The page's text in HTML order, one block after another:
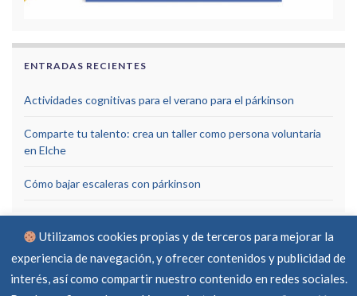
ENTRADAS RECIENTES
Actividades cognitivas para el verano para el párkinson
Comparte tu talento: crea un taller como persona voluntaria
en Elche
Cómo bajar escaleras con párkinson
Utilizamos cookies propias y de terceros para mejorar la
experiencia de navegación, y ofrecer contenidos y publicidad de
interés, así como compartir nuestro contenido en redes sociales.